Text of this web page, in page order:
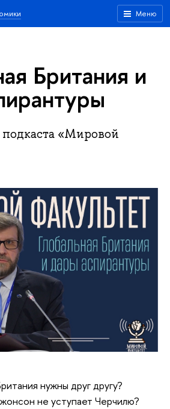
Меню
Британия и
«Мировой
нужны друг другу?
не уступает Черчилю?